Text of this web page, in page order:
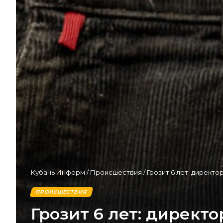
Кубань Информ /Происшествия /Грозит 6 лет:
ПРОИСШЕСТВИЯ
Грозит 6 лет: